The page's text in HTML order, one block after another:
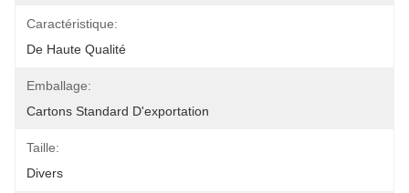
Caractéristique:
De Haute Qualité
Emballage:
Cartons Standard D'exportation
Taille:
Divers